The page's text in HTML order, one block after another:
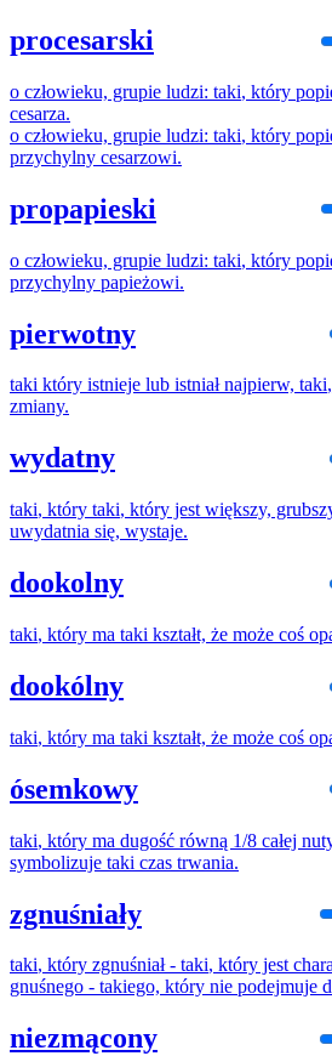
procesarski
o człowieku, grupie ludzi: taki, który
cesarza.
o człowieku, grupie ludzi: taki, który
przychylny cesarzowi.
propapieski
o człowieku, grupie ludzi: taki, który
przychylny papieżowi.
pierwotny
taki który istnieje lub istniał najpierw, taki
zmiany.
wydatny
taki, który taki, który jest większy,
uwydatnia się, wystaje.
dookolny
taki, który ma taki kształt, że może coś
dookólny
taki, który ma taki kształt, że może coś
ósemkowy
taki, który ma dugość równą 1/8 całej
symbolizuje taki czas trwania.
zgnuśniały
taki, który zgnuśniał - taki, który jest
gnuśnego - takiego, który nie podejmuje
niezmącony